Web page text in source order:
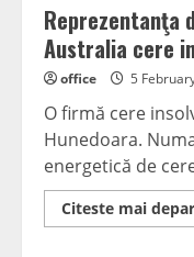
Reprezentanţa
Australia cere
office 5
O firmă cere
Hunedoara.
energetică de
Citeste mai